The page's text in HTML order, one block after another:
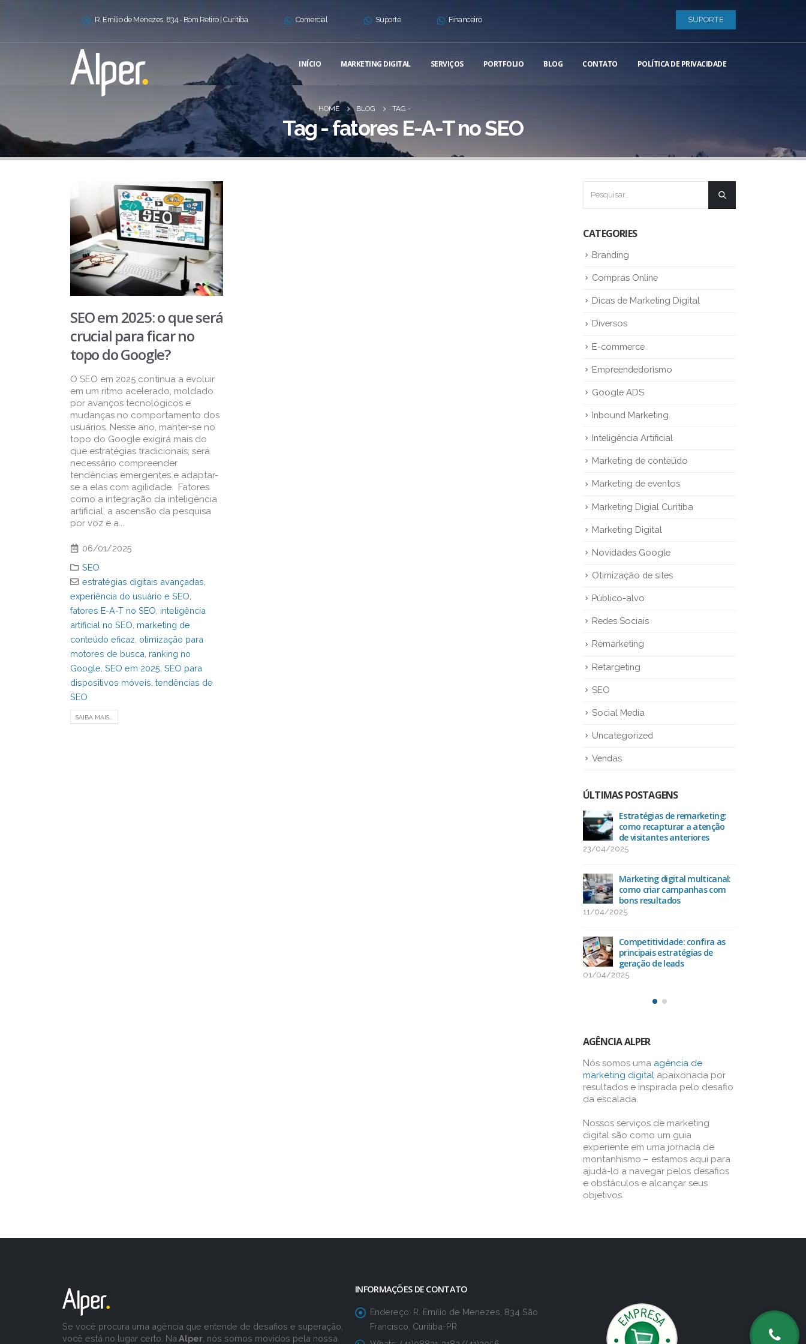
R. Emílio de Menezes, 834 - Bom Retiro | Curitiba Comercial Suporte Financeiro SUPORTE
INÍCIO MARKETING DIGITAL SERVIÇOS PORTFOLIO BLOG CONTATO POLÍTICA DE PRIVACIDADE
HOME BLOG TAG -
Tag - fatores E-A-T no SEO
SEO em 2025: o que será
crucial para ficar no
topo do Google?
O SEO em 2025 continua a evoluir
em um ritmo acelerado, moldado
por avanços tecnológicos e
mudanças no comportamento dos
usuários. Nesse ano, manter-se no
topo do Google exigirá mais do
que estratégias tradicionais; será
necessário compreender
tendências emergentes e adaptar-
se a elas com agilidade. Fatores
como a integração da inteligência
artificial, a ascensão da pesquisa
por voz e a...
06/01/2025
SEO
estratégias digitais avançadas
experiência do usuário e SEO
fatores E-A-T no SEO inteligência
artificial no SEO marketing de
conteúdo eficaz otimização para
motores de busca ranking no
Google SEO em 2025 SEO para
dispositivos móveis tendências de
SEO
SAIBA MAIS...
CATEGORIES
Branding
Compras Online
Dicas de Marketing Digital
Diversos
E-commerce
Empreendedorismo
Google ADS
Inbound Marketing
Inteligência Artificial
Marketing de conteúdo
Marketing de eventos
Marketing Digial Curitiba
Marketing Digital
Novidades Google
Otimização de sites
Público-alvo
Redes Sociais
Remarketing
Retargeting
SEO
Social Media
Uncategorized
Vendas
ÚLTIMAS POSTAGENS
Estratégias de remarketing:
como recapturar a atenção
de visitantes anteriores
23/04/2025
Marketing digital multicanal:
como criar campanhas com
bons resultados
11/04/2025
Competitividade: confira as
principais estratégias de
geração de leads
01/04/2025
AGÊNCIA ALPER
Nós somos uma agência de
marketing digital apaixonada por
resultados e inspirada pelo desafio
da escalada.
Nossos serviços de marketing
digital são como um guia
experiente em uma jornada de
montanhismo – estamos aqui para
ajudá-lo a navegar pelos desafios
e obstáculos e alcançar seus
objetivos.
Se você procura uma agência que entende de desafios e superação,
você está no lugar certo. Na Alper , nós somos movidos pela nossa
INFORMAÇÕES DE CONTATO
Endereço: R. Emílio de Menezes, 834 São
Francisco, Curitiba-PR